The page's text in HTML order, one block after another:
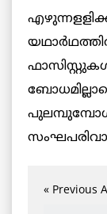
« Previous